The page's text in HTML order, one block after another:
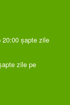
20:00 șapte zile
zile pe